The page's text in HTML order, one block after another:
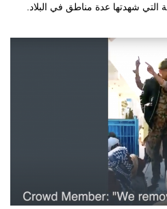
التي شهدتها عدة مناطق في البلاد.